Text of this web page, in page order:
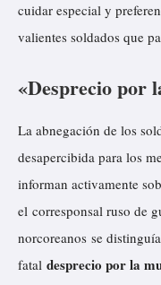
cuidar especial y
valientes soldados que
«Desprecio por
La abnegación de los
desapercibida para los
informan activamente
el corresponsal ruso de
norcoreanos se
fatal desprecio por la